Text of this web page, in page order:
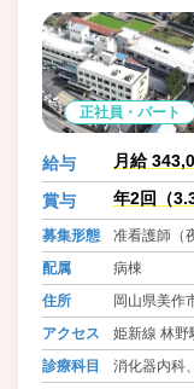
正社員・パート
給与 月給
賞与 年2回（
募集形態
准看護師（
配属
病棟
住所
岡山県美作
アクセス
姫新線 林野
診療科目
消化器内科